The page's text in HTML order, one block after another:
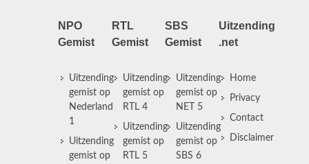
NPO
Gemist
Uitzending
gemist op
Nederland
1
Uitzending
gemist op
RTL
Gemist
Uitzending
gemist op
RTL 4
Uitzending
gemist op
RTL 5
SBS
Gemist
Uitzending
gemist op
NET 5
Uitzending
gemist op
SBS 6
Uitzending
.net
Home
Privacy
Contact
Disclaimer